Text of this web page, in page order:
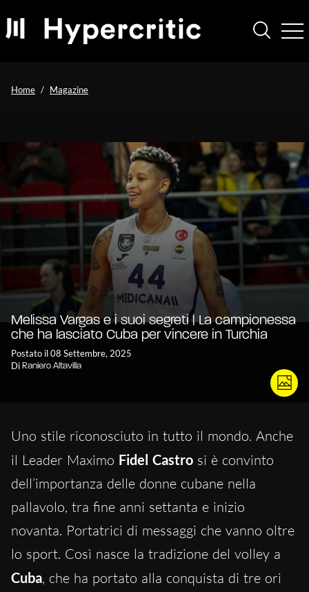
Home Magazine
Melissa Vargas e i suoi segreti | La campionessa
che ha lasciato Cuba per vincere in Turchia
Postato il 08 Settembre, 2025
Di Raniero Altavilla
Uno stile riconosciuto in tutto il mondo. Anche
il Leader Maximo Fidel Castro si è convinto
dell’importanza delle donne cubane nella
pallavolo, tra fine anni settanta e inizio
novanta. Portatrici di messaggi che vanno oltre
lo sport. Così nasce la tradizione del volley a
Cuba, che ha portato alla conquista di tre ori